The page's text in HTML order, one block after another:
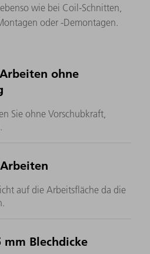
wie bei Coil-Schnitten,
oder -Demontagen.
ohne
Sie ohne Vorschubkraft,
auf die Arbeitsfläche da die
Blechdicke